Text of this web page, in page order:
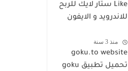
Like ستار لايك للربح
للاندرويد و الايفون
منذ 3 سنة
goku.to website
تحميل تطبيق goku